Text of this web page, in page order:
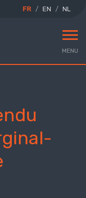
FR EN NL
MENU